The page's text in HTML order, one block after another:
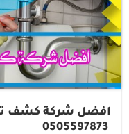
افضل شركة كشف
0505597873